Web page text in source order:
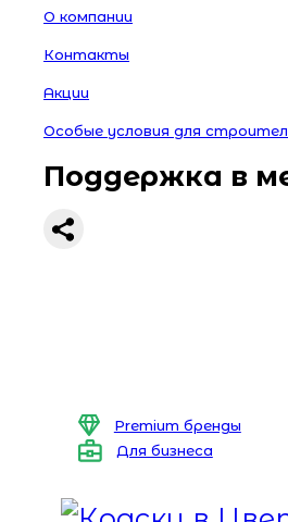
О компании
Контакты
Акции
Особые условия для
Поддержка в
Premium бренды
Для бизнеса